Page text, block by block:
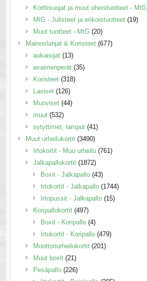
Korttisuojat ja muut oheistuotteet - MtG
MtG - Julisteet ja erikoistuotteet (19)
Muut tuotteet - MtG (20)
Mainoslahjat & Koristeet (677)
aukaisijat (13)
avaimenperät (35)
Koristeet (318)
Lasiset (126)
Muoviset (44)
muut (532)
sytyttimet, lamput (41)
Muut urheilukortit (3490)
Irtokortit - Muu urheilu (761)
Jalkapallokortit (1872)
Boxit - Jalkapallo (43)
Irtokortit - Jalkapallo (1744)
Irtopussit - Jalkapallo (15)
Koripallokortit (497)
Boxit - Koripallo (4)
Irtokortit - Koripallo (479)
Moottoriurheilukortit (201)
Muut boxit (21)
Pesäpallo (226)